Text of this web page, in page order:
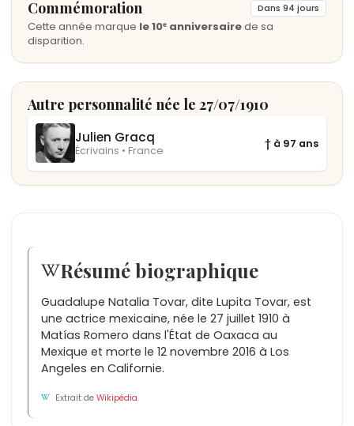
Commémoration Dans 94 jours
Cette année marque le 10ᵉ anniversairede sa
disparition.
Autre personnalité née le 27/07/1910
Julien Gracq
Écrivains • France
† à 97 ans
Résumé biographique
Guadalupe Natalia Tovar, dite Lupita Tovar, est
une actrice mexicaine, née le 27 juillet 1910 à
Matías Romero dans l'État de Oaxaca au
Mexique et morte le 12 novembre 2016 à Los
Angeles en Californie.
Extrait deWikipédia